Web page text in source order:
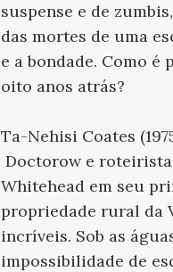
suspense e de
das mortes de uma
e a bondade. Como
oito anos atrás?
Ta-Nehisi Coates
Doctorow e
Whitehead em seu
propriedade rural da
incríveis. Sob as
impossibilidade de